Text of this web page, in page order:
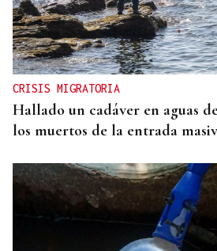
CRISIS MIGRATORIA
Hallado un cadáver en aguas
los muertos de la entrada